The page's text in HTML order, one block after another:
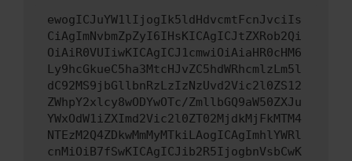
ewogICJuYW1lIjogIk5ldHdvcmtFcnJvciIs
CiAgImNvbmZpZyI6IHsKICAgICJtZXRob2Qi
OiAiR0VUIiwKICAgICJ1cmwiOiAiaHR0cHM6
Ly9hcGkueC5ha3MtcHJvZC5hdWRhcmlzLm5l
dC92MS9jbGllbnRzLzIzNzUvd2Vic2l0ZS12
ZWhpY2xlcy8wODYwOTc/ZmllbGQ9aW50ZXJu
YWxOdW1iZXImd2Vic2l0ZT02MjdkMjFkMTM4
NTEzM2Q4ZDkwMmMyMTkiLAogICAgImhlYWRl
cnMiOiB7fSwKICAgICJib2R5IjogbnVsbCwK